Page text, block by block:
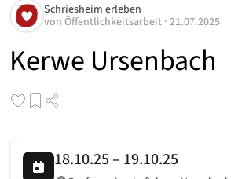
Kerwe Ursenbach
Schriesheim erleben
von Öffentlichkeitsarbeit · 21.07.2025
18.10.25– 19.10.25